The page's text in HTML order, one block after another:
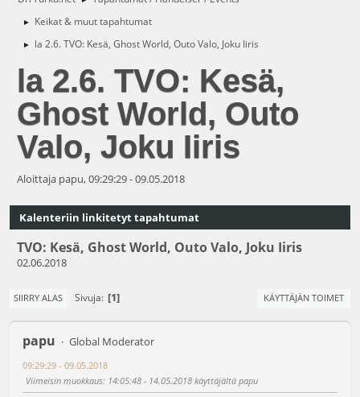
► Keikat & muut tapahtumat
► la 2.6. TVO: Kesä, Ghost World, Outo Valo, Joku Iiris
la 2.6. TVO: Kesä,
Ghost World, Outo
Valo, Joku Iiris
Aloittaja papu, 09:29:29 - 09.05.2018
Kalenteriin linkitetyt tapahtumat
TVO: Kesä, Ghost World, Outo Valo, Joku Iiris
02.06.2018
SIIRRY ALAS Sivuja 1 KÄYTTÄJÄN TOIMET
papu Global Moderator
09:29:29 - 09.05.2018
Viimeisin muokkaus: 14:05:48 - 14.05.2018 käyttäjältä papu